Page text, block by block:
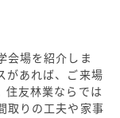
会場を紹介しま
があれば、ご来場
住友林業ならでは
取りの工夫や家事